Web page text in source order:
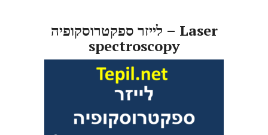
לייזר ספקטרוסקופיה – Laser
spectroscopy